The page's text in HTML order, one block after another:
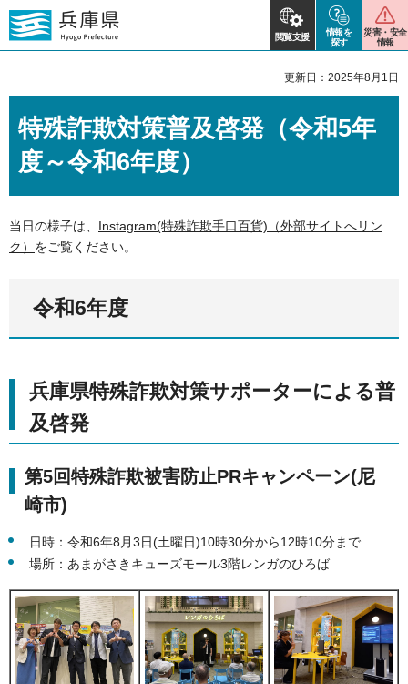
閲覧支援
情報を
探す
災害・安全
情報
更新日：2025年8月1日
特殊詐欺対策普及啓発（令和5年
度～令和6年度）
当日の様子は、 Instagram(特殊詐欺手口百貨)（外部サイトへリン
ク） をご覧ください。
令和6年度
兵庫県特殊詐欺対策サポーターによる普
及啓発
第5回特殊詐欺被害防止PRキャンペーン(尼
崎市)
日時：令和6年8月3日(土曜日)10時30分から12時10分まで
場所：あまがさきキューズモール3階レンガのひろば